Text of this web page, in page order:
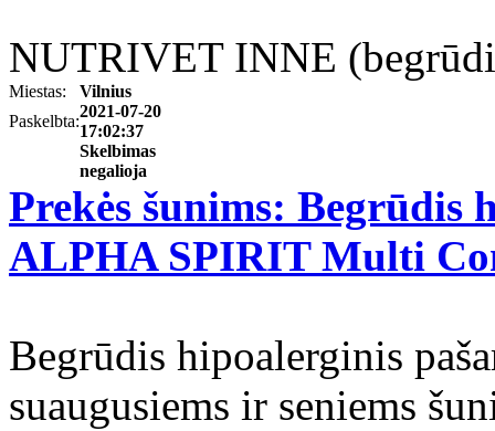
NUTRIVET INNE
Miestas:
Vilnius
Paskelbta:
2021-07-20
17:02:37
Skelbimas
negalioja
Prekės šunims: Begrūdis
ALPHA SPIRIT Multi
Begrūdis hipoalerginis
suaugusiems ir seniems